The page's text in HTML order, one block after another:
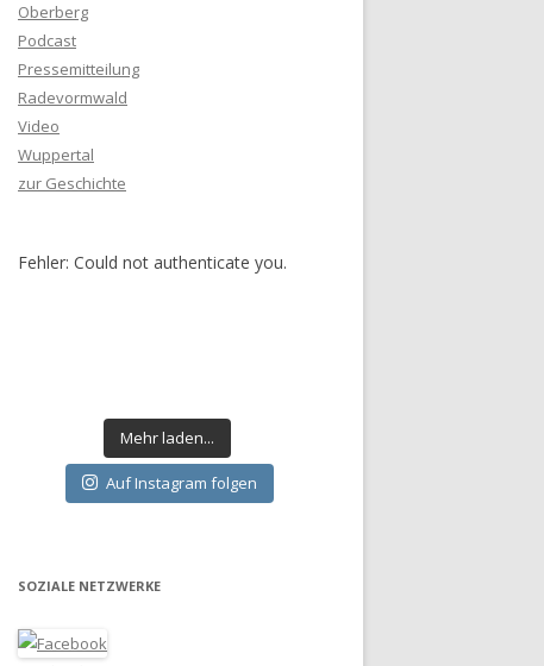
Oberberg
Podcast
Pressemitteilung
Radevormwald
Video
Wuppertal
zur Geschichte
Fehler: Could not authenticate you.
Mehr laden...
Auf Instagram folgen
SOZIALE NETZWERKE